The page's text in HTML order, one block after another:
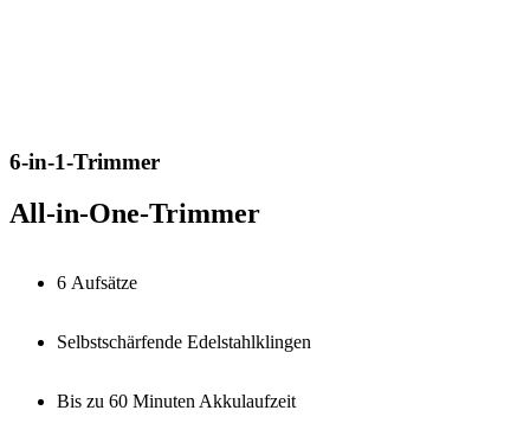
6-in-1-Trimmer
All-in-One-Trimmer
6 Aufsätze
Selbstschärfende Edelstahlklingen
Bis zu 60 Minuten Akkulaufzeit